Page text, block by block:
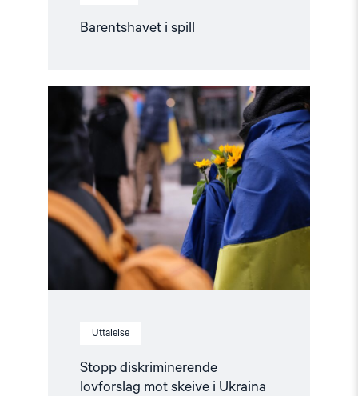
Barentshavet i spill
Uttalelse
Stopp diskriminerende
lovforslag mot skeive i Ukraina
Read
"Stopp
diskriminerende
lovforslag
mot
skeive
Ukraina"